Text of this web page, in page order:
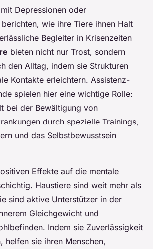
Depressionen oder
wie ihre Tiere ihnen Halt
Begleiter in Krisenzeiten
bieten nicht nur Trost, sondern
den Alltag, indem sie Strukturen
Kontakte erleichtern. Assistenz-
spielen hier eine wichtige Rolle:
bei der Bewältigung von
durch spezielle Trainings,
und das Selbstbewusstsein
Effekte auf die mentale
Haustiere sind weit mehr als
sind aktive Unterstützer in der
Gleichgewicht und
Indem sie Zuverlässigkeit
helfen sie ihren Menschen,